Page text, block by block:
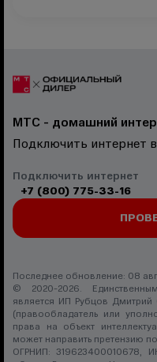
МТС - домашний
Подключить интернет в
Подключить интернет
+7 (800) 775-33-16
Последнее обновление: 08
© 2020-2026.
является ИП Рубцов Дмитрий
(правообладатель или
права на объект
может направить претензию
ОГРНИП: 319623400010678,